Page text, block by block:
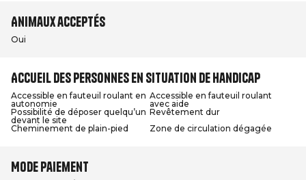
Animaux acceptés
Oui
Accueil des personnes en situation de handicap
Accessible en fauteuil roulant en
autonomie
Accessible en fauteuil roulant
avec aide
Possibilité de déposer quelqu’un
devant le site
Revêtement dur
Cheminement de plain-pied
Zone de circulation dégagée
Mode paiement